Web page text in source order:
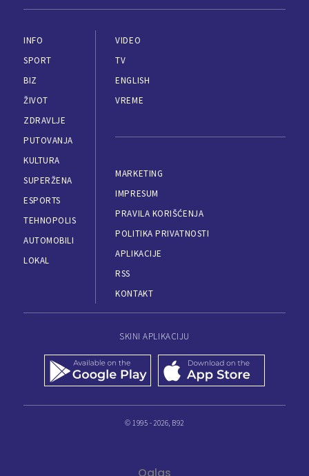
INFO
SPORT
BIZ
ŽIVOT
ZDRAVLJE
PUTOVANJA
KULTURA
SUPERŽENA
ESPORTS
TEHNOPOLIS
AUTOMOBILI
LOKAL
VIDEO
TV
ENGLISH
VREME
MARKETING
IMPRESUM
PRAVILA KORIŠĆENJA
POLITIKA PRIVATNOSTI
APLIKACIJE
RSS
KONTAKT
SKINI APLIKACIJU
© 1995 - 2026, B92